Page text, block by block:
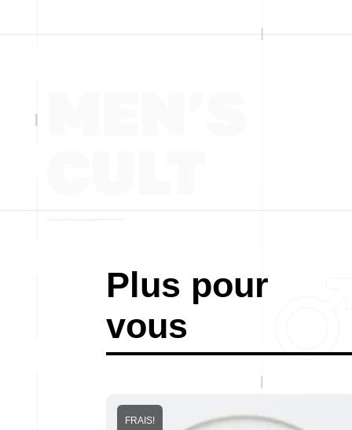
Plus pour
vous
FRAIS!